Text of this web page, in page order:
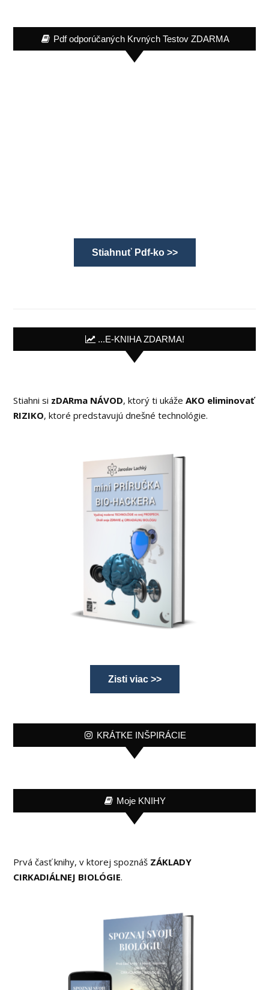
Pdf odporúčaných Krvných Testov ZDARMA
Stiahnuť Pdf-ko >>
...E-KNIHA ZDARMA!
Stiahni si zDARma NÁVOD, ktorý ti ukážeAKO eliminovať
RIZIKO, ktoré predstavujú dnešné technológie.
Zisti viac >>
KRÁTKE INŠPIRÁCIE
Moje KNIHY
Prvá časť knihy, v ktorej spoznáš ZÁKLADY
CIRKADIÁLNEJ BIOLÓGIE.